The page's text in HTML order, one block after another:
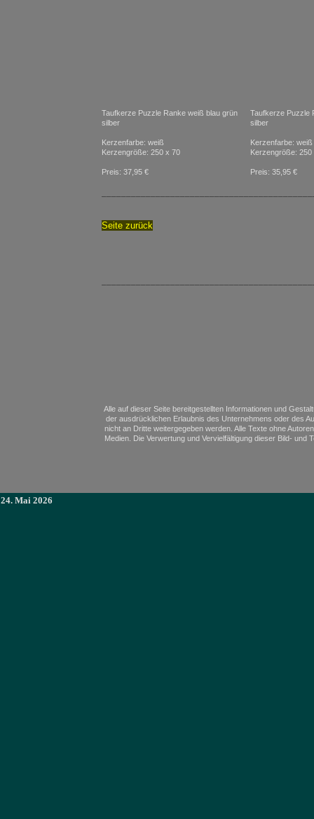
Taufkerze Puzzle Ranke weiß blau grün
silber
Kerzenfarbe: weiß
Kerzengröße: 250 x 70
Preis: 37,95 €
Taufkerze Puzzle
silber
Kerzenfarbe: weiß
Kerzengröße: 250
Preis: 35,95 €
Seite zurück
Alle auf dieser Seite bereitgestellten Informationen und
der ausdrücklichen Erlaubnis des Unternehmens oder des
nicht an Dritte weitergegeben werden. Alle Texte ohne
Medien. Die Verwertung und Vervielfältigung dieser Bild-
24. Mai 2026